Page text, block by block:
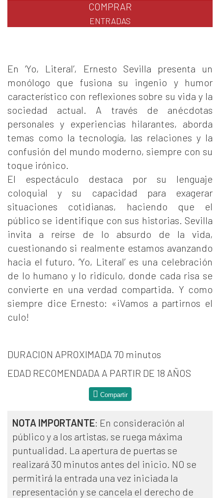
COMPRAR
ENTRADAS
En ‘Yo, Literal’, Ernesto Sevilla presenta un
monólogo que fusiona su ingenio y humor
característico con reflexiones sobre su vida y la
sociedad actual. A través de anécdotas
personales y experiencias hilarantes, aborda
temas como la tecnología, las relaciones y la
confusión del mundo moderno, siempre con su
toque irónico.
El espectáculo destaca por su lenguaje
coloquial y su capacidad para exagerar
situaciones cotidianas, haciendo que el
público se identifique con sus historias. Sevilla
invita a reírse de lo absurdo de la vida,
cuestionando si realmente estamos avanzando
hacia el futuro. ‘Yo, Literal’ es una celebración
de lo humano y lo ridículo, donde cada risa se
convierte en una verdad compartida. Y como
siempre dice Ernesto: «¡Vamos a partirnos el
culo!
DURACION APROXIMADA 70 minutos
EDAD RECOMENDADA A PARTIR DE 18 AÑOS
Compartir
NOTA IMPORTANTE: En consideración al
público y a los artistas, se ruega máxima
puntualidad. La apertura de puertas se
realizará 30 minutos antes del inicio. NO se
permitirá la entrada una vez iniciada la
representación y se cancela el derecho de